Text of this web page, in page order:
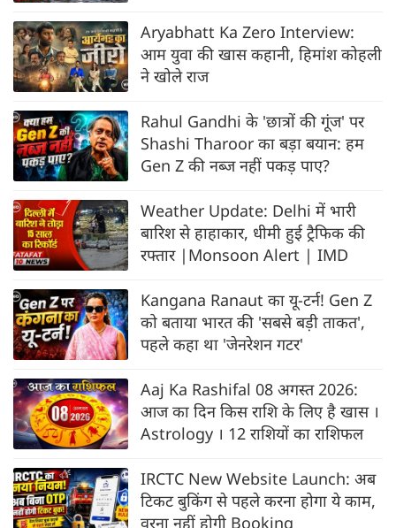
Aryabhatt Ka Zero Interview:
आम युवा की खास कहानी, हिमांश कोहली
ने खोले राज
Rahul Gandhi के 'छात्रों की गूंज' पर
Shashi Tharoor का बड़ा बयान: हम
Gen Z की नब्ज नहीं पकड़ पाए?
Weather Update: Delhi में भारी
बारिश से हाहाकार, धीमी हुई ट्रैफिक की
रफ्‍तार |Monsoon Alert | IMD
Kangana Ranaut का यू-टर्न! Gen Z
को बताया भारत की 'सबसे बड़ी ताकत',
पहले कहा था 'जेनरेशन गटर'
Aaj Ka Rashifal 08 अगस्त 2026:
आज का दिन किस राशि के लिए है खास ।
Astrology । 12 राशियों का राशिफल
IRCTC New Website Launch: अब
टिकट बुकिंग से पहले करना होगा ये काम,
वरना नहीं होगी Booking